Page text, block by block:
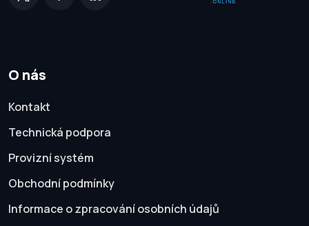
O nás
Kontakt
Technická podpora
Provizní systém
Obchodní podmínky
Informace o zpracování osobních údajů